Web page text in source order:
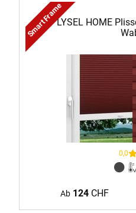
LYSEL HOME
Smart Frame
0,0
Ab 124CHF